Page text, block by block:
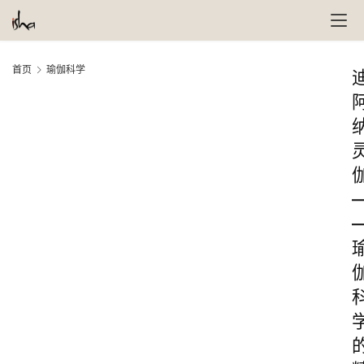
首页 瑜伽科学